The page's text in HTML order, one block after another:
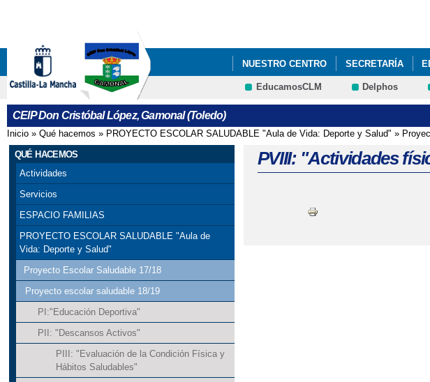
NUESTRO CENTRO SECRETARÍA
P. VIII ACTIVIDADES FÍSICO-
EducamosCLM Delphos
CEIP Don Cristóbal López, Gamonal (Toledo)
Se encuentra usted aquí
Inicio » Qué hacemos » PROYECTO ESCOLAR SALUDABLE "Aula de Vida: Deporte y Salud" »
QUÉ HACEMOS
Actividades
Servicios
ESPACIO FAMILIAS
PROYECTO ESCOLAR SALUDABLE "Aula de
Vida: Deporte y Salud"
Proyecto Escolar Saludable 17/18
Proyecto escolar saludable 18/19
PI:"Educación Deportiva"
PII: "Descansos Activos"
PIII: "Evaluación de la Condición Física y
Hábitos Saludables"
PVIII: "Actividades